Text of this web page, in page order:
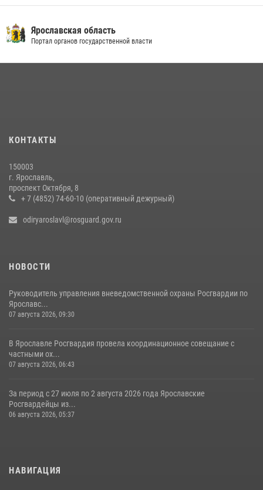
Центральный округ Росгвардии отмечает 105-летие
15 июля 2026, 11:06
РОСГВАРДЕЙЦЫ ОБЕСПЕЧИЛИ БЕЗОПАСНОСТЬ ВО ВРЕМЯ
ПРОВЕДЕНИЯ РЯДА МЕРОПРИЯТИЙ В ЯРОСЛАВСКОЙ ОБЛАСТИ
20 июля 2026, 11:31 1
Ярославская область
Портал органов государственной власти
КОНТАКТЫ
150003
г. Ярославль,
проспект Октября, 8
+ 7 (4852) 74-60-10 (оперативный дежурный)
odiryaroslavl@rosguard.gov.ru
НОВОСТИ
Руководитель управления вневедомственной охраны Росгвардии по
Ярославс...
07 августа 2026, 09:30
В Ярославле Росгвардия провела координационное совещание с
частными ох...
07 августа 2026, 06:43
За период с 27 июля по 2 августа 2026 года Ярославские
Росгвардейцы из...
06 августа 2026, 05:37
НАВИГАЦИЯ